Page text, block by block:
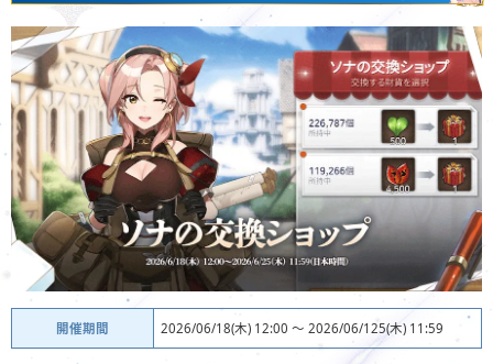
開催期間 2026/06/18(木) 12:00 ～ 2026/06/125(木) 11:59